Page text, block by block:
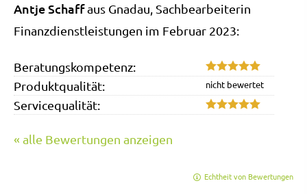
Antje Schaffaus Gnadau, Sachbearbeiterin
Finanzdienstleistungen im Februar 2023:
Beratungskompetenz:
Produktqualität:
Servicequalität:
« alle Bewertungen anzeigen
Echtheit von Bewertungen